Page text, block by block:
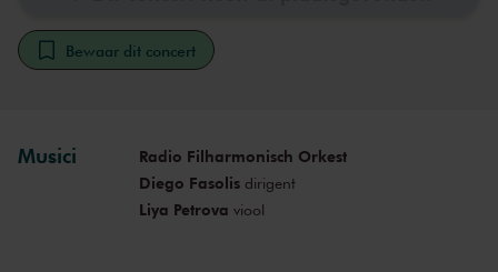
Bewaar dit concert
Musici
Radio Filharmonisch Orkest
Diego Fasolisdirigent
Liya Petrova viool